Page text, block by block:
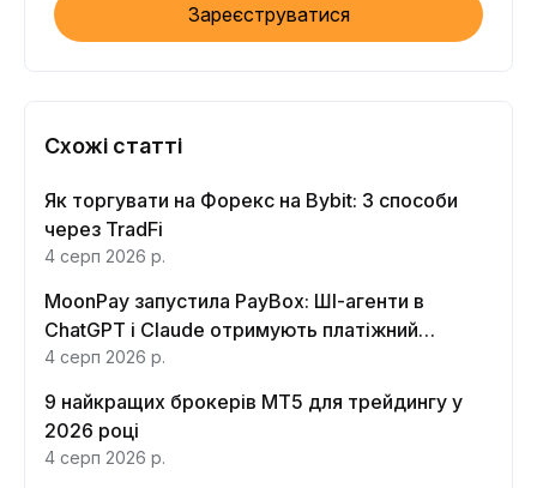
Зареєструватися
Схожі статті
Як торгувати на Форекс на Bybit: 3 способи
через TradFi
4 серп 2026 р.
MoonPay запустила PayBox: ШІ-агенти в
ChatGPT і Claude отримують платіжний
інтерфейс
4 серп 2026 р.
9 найкращих брокерів MT5 для трейдингу у
2026 році
4 серп 2026 р.